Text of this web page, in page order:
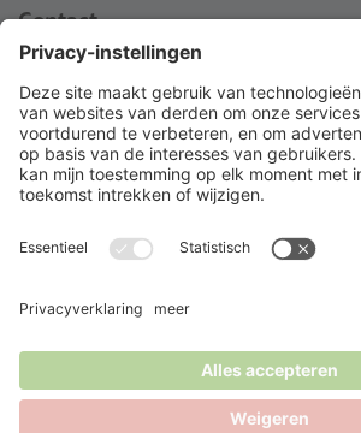
Contact
Fost Plus VZW
Olympiadenlaan 2
BE-1140 Brussel
02 775 03 50